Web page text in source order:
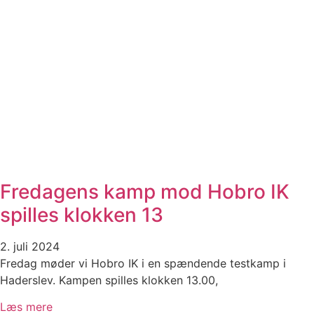
Fredagens kamp mod Hobro IK
spilles klokken 13
2. juli 2024
Fredag møder vi Hobro IK i en spændende testkamp i
Haderslev. Kampen spilles klokken 13.00,
Læs mere